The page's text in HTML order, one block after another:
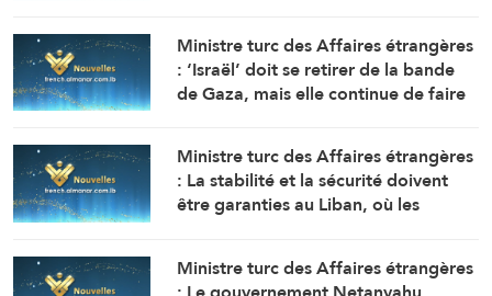
Ministre turc des Affaires étrangères
: ‘Israël’ doit se retirer de la bande
de Gaza, mais elle continue de faire
Ministre turc des Affaires étrangères
: La stabilité et la sécurité doivent
être garanties au Liban, où les
ont entraîné la mort et le
déplacement de milliers de
Ministre turc des Affaires étrangères